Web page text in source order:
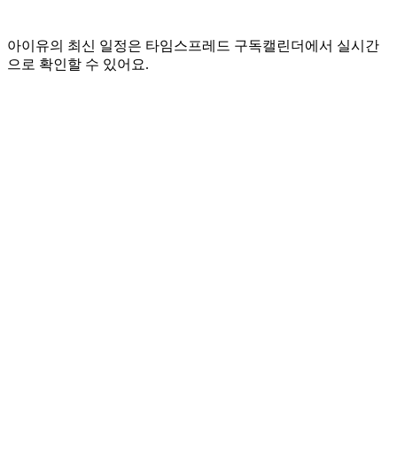
아이유의 최신 일정은 타임스프레드 구독캘린더에서 실시간
으로 확인할 수 있어요.